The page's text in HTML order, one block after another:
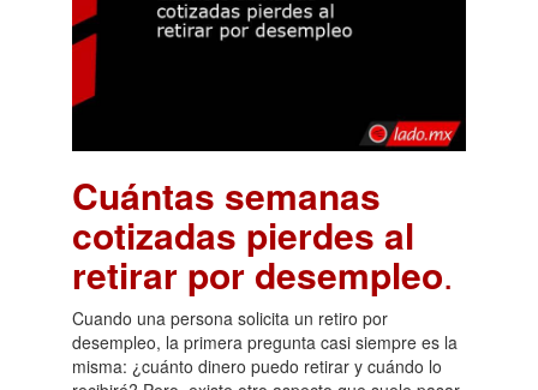
Cuántas semanas
cotizadas pierdes al
retirar por desempleo.
Cuando una persona solicita un retiro por
desempleo, la primera pregunta casi siempre es la
misma: ¿cuánto dinero puedo retirar y cuándo lo